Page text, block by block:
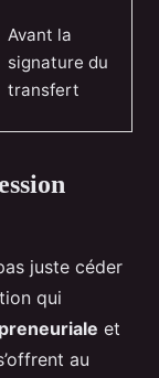
Avant la
signature du
transfert
juste céder
qui
et
au